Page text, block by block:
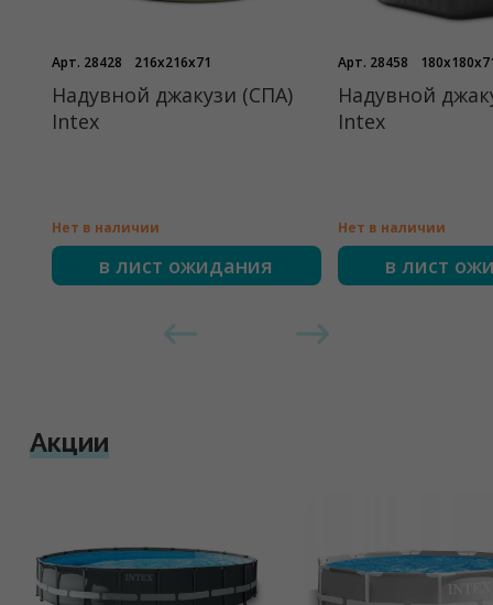
Арт. 28428 216x216x71
Надувной джакузи (СПА)
Intex
Нет в наличии
в лист ожидания
Арт. 28458
Надувной
Intex
Нет в наличии
в лист
Акции